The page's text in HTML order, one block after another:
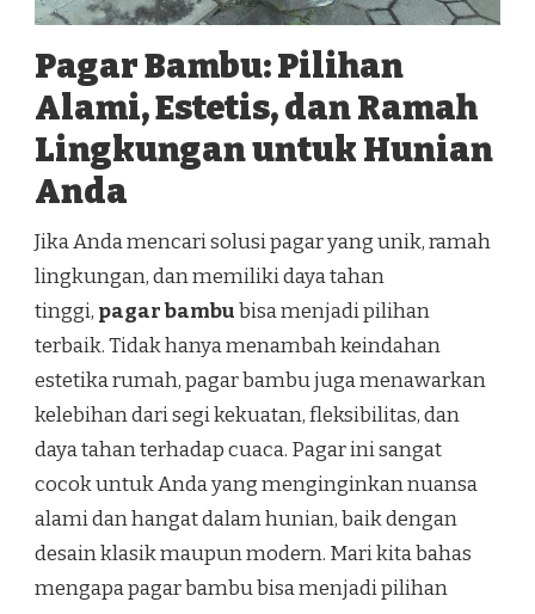
Pagar Bambu: Pilihan
Alami, Estetis, dan Ramah
Lingkungan untuk Hunian
Anda
Jika Anda mencari solusi pagar yang unik, ramah
lingkungan, dan memiliki daya tahan
tinggi, pagar bambubisa menjadi pilihan
terbaik. Tidak hanya menambah keindahan
estetika rumah, pagar bambu juga menawarkan
kelebihan dari segi kekuatan, fleksibilitas, dan
daya tahan terhadap cuaca. Pagar ini sangat
cocok untuk Anda yang menginginkan nuansa
alami dan hangat dalam hunian, baik dengan
desain klasik maupun modern. Mari kita bahas
mengapa pagar bambu bisa menjadi pilihan